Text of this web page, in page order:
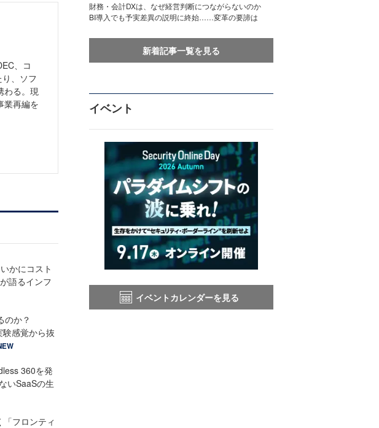
、コ
、ソフ
わる。現
業再編を
かにコスト
語るインフ
のか？
感覚から抜
360を発
いSaaSの生
フロンティ
財務・会計DXは、なぜ経営判断につながらないのか
BI導入でも予実差異の説明に終始……変革の要諦は
新着記事一覧を見る
イベント
イベントカレンダーを見る